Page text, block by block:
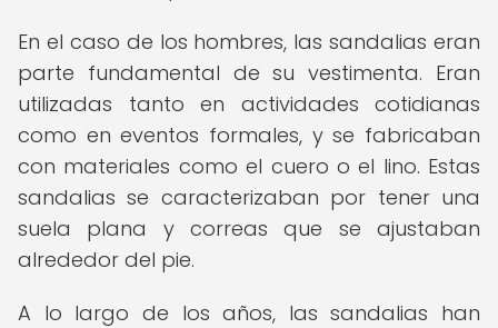
En el caso de los hombres, las sandalias eran
parte fundamental de su vestimenta. Eran
utilizadas tanto en actividades cotidianas
como en eventos formales, y se fabricaban
con materiales como el cuero o el lino. Estas
sandalias se caracterizaban por tener una
suela plana y correas que se ajustaban
alrededor del pie.
A lo largo de los años, las sandalias han